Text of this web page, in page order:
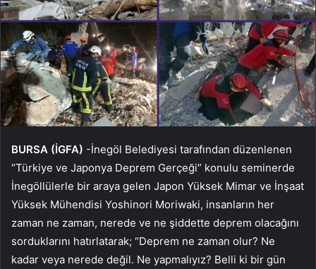
BURSA (İGFA) -İnegöl Belediyesi tarafından düzenlenen
“Türkiye ve Japonya Deprem Gerçeği” konulu seminerde
İnegöllülerle bir araya gelen Japon Yüksek Mimar ve İnşaat
Yüksek Mühendisi Yoshinori Moriwaki, insanların her
zaman ne zaman, nerede ve ne şiddette deprem olacağını
sorduklarını hatırlatarak; “Deprem ne zaman olur? Ne
kadar veya nerede değil. Ne yapmalıyız? Belli ki bir gün